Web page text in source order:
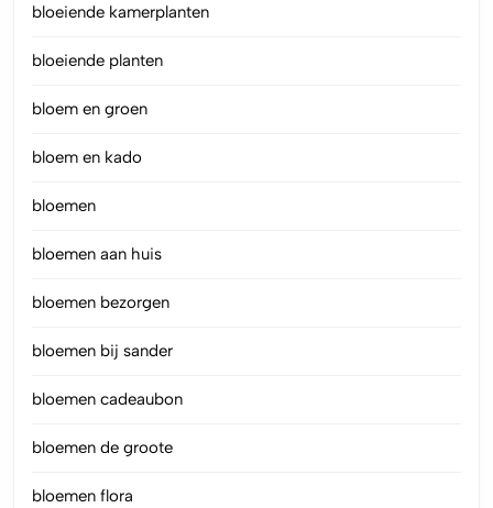
bloeiende kamerplanten
bloeiende planten
bloem en groen
bloem en kado
bloemen
bloemen aan huis
bloemen bezorgen
bloemen bij sander
bloemen cadeaubon
bloemen de groote
bloemen flora